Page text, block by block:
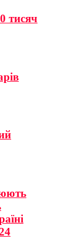
тисяч